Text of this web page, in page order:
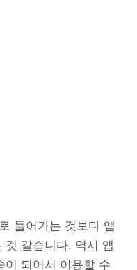
들어가는 것보다 앱
것 같습니다. 역시 앱
이 되어서 이용할 수